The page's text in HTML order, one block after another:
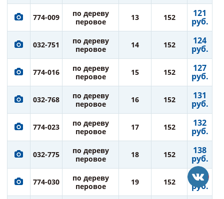
774-009
по дереву
перовое
13 152 121
руб.
032-751
по дереву
перовое
14 152 124
руб.
774-016
по дереву
перовое
15 152 127
руб.
032-768
по дереву
перовое
16 152 131
руб.
774-023
по дереву
перовое
17 152 132
руб.
032-775
по дереву
перовое
18 152 138
руб.
774-030
по дереву
перовое
19 152 138
руб.